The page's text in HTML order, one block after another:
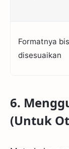
Formatnya
disesuaikan
6.
(Untuk